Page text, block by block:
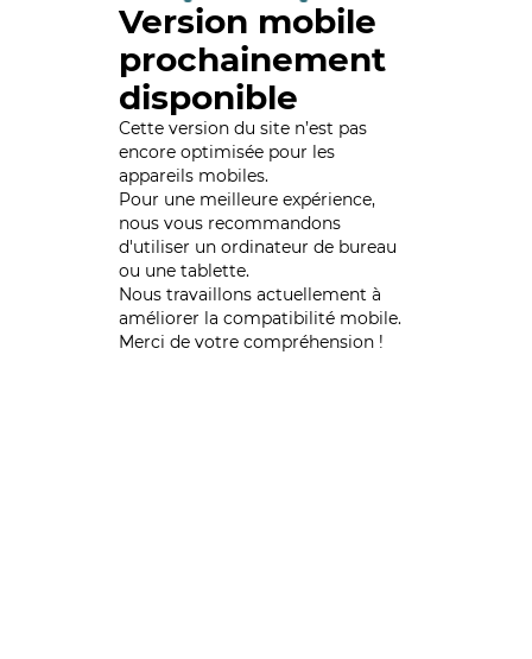
Version mobile
prochainement
disponible
Cette version du site n’est pas
encore optimisée pour les
appareils mobiles.
Pour une meilleure expérience,
nous vous recommandons
d'utiliser un ordinateur de bureau
ou une tablette.
Nous travaillons actuellement à
améliorer la compatibilité mobile.
Merci de votre compréhension !